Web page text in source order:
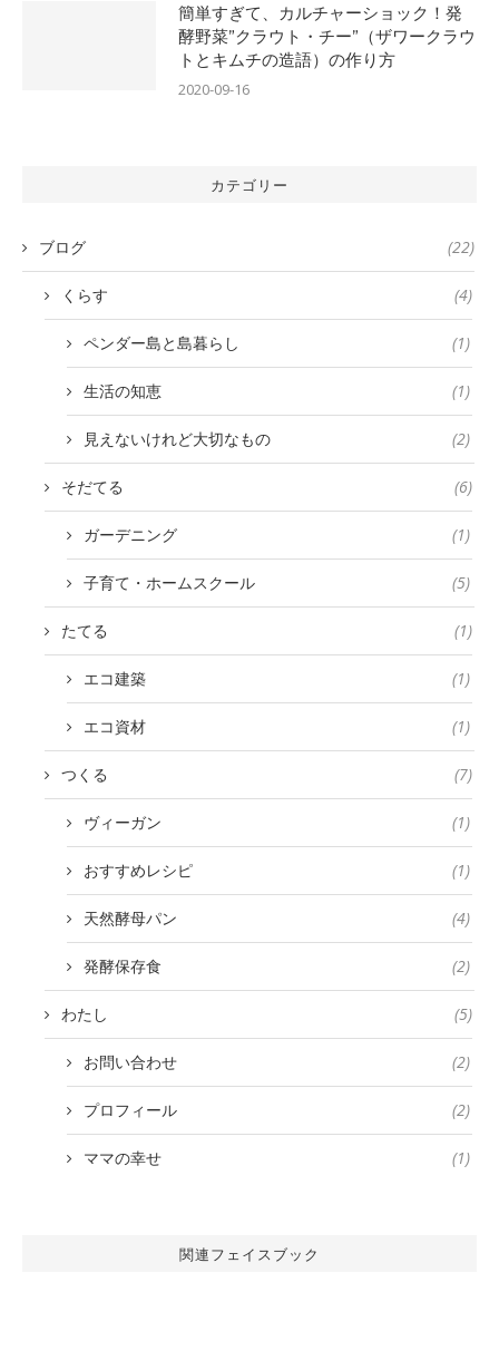
簡単すぎて、カルチャーショック！発
酵野菜”クラウト・チー”（ザワークラウ
トとキムチの造語）の作り方
2020-09-16
カテゴリー
ブログ (22)
くらす (4)
ペンダー島と島暮らし (1)
生活の知恵 (1)
見えないけれど大切なもの (2)
そだてる (6)
ガーデニング (1)
子育て・ホームスクール (5)
たてる (1)
エコ建築 (1)
エコ資材 (1)
つくる (7)
ヴィーガン (1)
おすすめレシピ (1)
天然酵母パン (4)
発酵保存食 (2)
わたし (5)
お問い合わせ (2)
プロフィール (2)
ママの幸せ (1)
関連フェイスブック